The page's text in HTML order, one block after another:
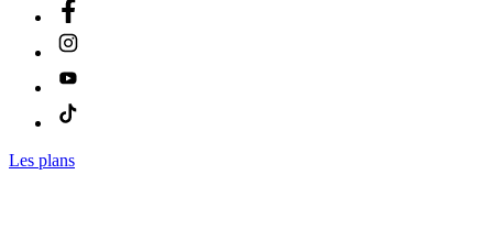
Les plans